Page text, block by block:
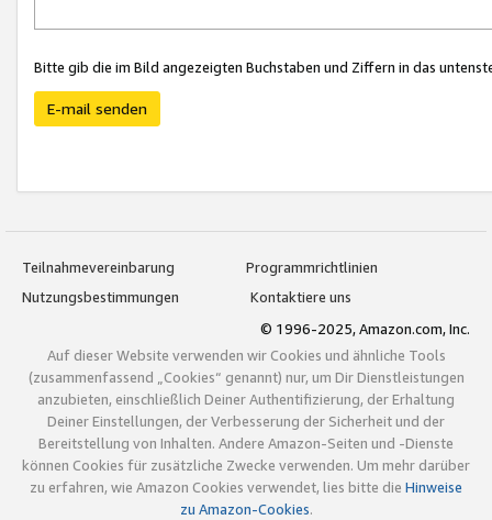
Bitte gib die im Bild angezeigten Buchstaben und Ziffern in das
E-mail senden
Teilnahmevereinbarung
Programmrichtlinien
Nutzungsbestimmungen
Kontaktiere uns
© 1996-2025, Amazon.com, Inc.
Auf dieser Website verwenden wir Cookies und ähnliche Tools
(zusammenfassend „Cookies“ genannt) nur, um Dir Dienstleistungen
anzubieten, einschließlich Deiner Authentifizierung, der Erhaltung
Deiner Einstellungen, der Verbesserung der Sicherheit und der
Bereitstellung von Inhalten. Andere Amazon-Seiten und -Dienste
können Cookies für zusätzliche Zwecke verwenden. Um mehr darüber
zu erfahren, wie Amazon Cookies verwendet, lies bitte die Hinweise
zu Amazon-Cookies.